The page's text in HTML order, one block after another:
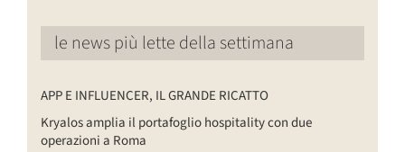
le news più lette della settimana
APP E INFLUENCER, IL GRANDE RICATTO
Kryalos amplia il portafoglio hospitality con due
operazioni a Roma